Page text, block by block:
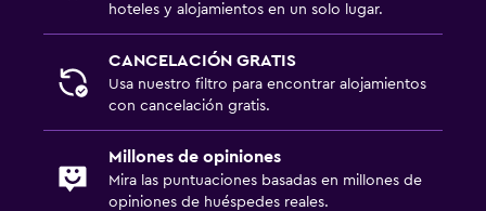
hoteles y alojamientos en un solo lugar.
CANCELACIÓN GRATIS
Usa nuestro filtro para encontrar alojamientos
con cancelación gratis.
Millones de opiniones
Mira las puntuaciones basadas en millones de
opiniones de huéspedes reales.